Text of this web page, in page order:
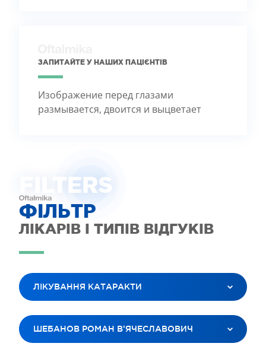
ЗАПИТАЙТЕ У НАШИХ ПАЦІЄНТІВ
Изображение перед глазами
размывается, двоится и выцветает
FILTERS
ФІЛЬТР
ЛІКАРІВ І ТИПІВ ВІДГУКІВ
ЛІКУВАННЯ КАТАРАКТИ
ВСІ ПОСЛУГИ
ЛАЗЕРНА КОРЕКЦІЯ ЗОРУ
ШЕБАНОВ РОМАН В’ЯЧЕСЛАВОВИЧ